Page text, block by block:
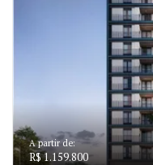
A partir de:
R$ 1.159.800